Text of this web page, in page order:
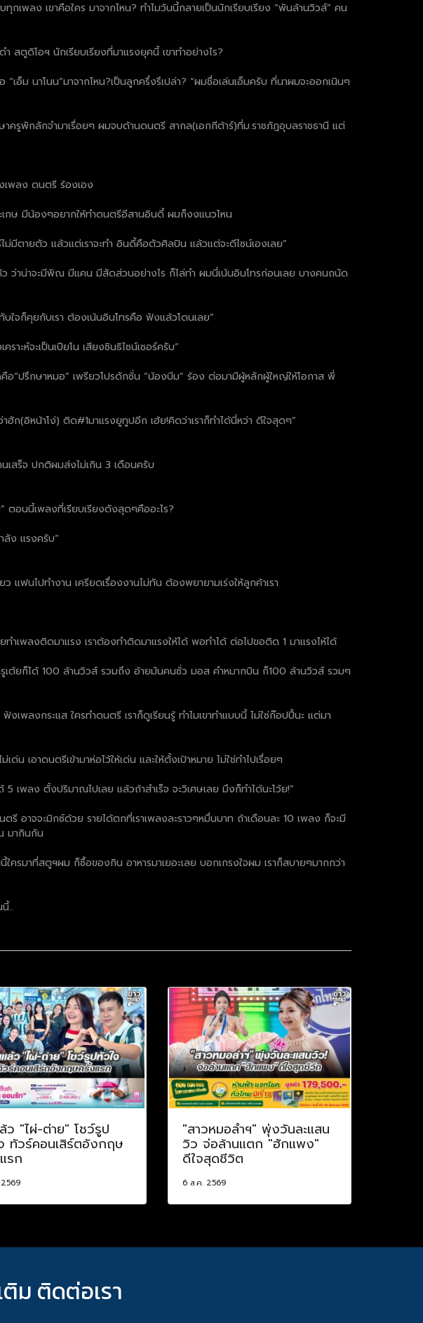
เพลง เขาคือใคร มาจากไหน? ทำไมวันนี้กลายเป็นนักเรียบเรียง “พันล้านวิวส์” คน
สตูดิโอฯ นักเรียบเรียงที่มาแรงยุคนี้ เขาทำอย่างไร?
อ็ม นาโนน”มาจากไหน?เป็นลูกครึ่งรึเปล่า? “ผมชื่อเล่นเอ็มครับ ที่นาผมจะออกเนินๆ
ครูพักลักจำมาเรื่อยๆ ผมจบด้านดนตรี สากล(เอกกีต้าร์)ที่ม.ราชภัฎอุบลราชธานี แต่
เพลง ดนตรี ร้องเอง
เกษ มีน้องๆอยากให้ทำดนตรีอีสานอินดี้ ผมก็งงแนวไหน
ตายตัว แล้วแต่เราจะทำ อินดี้คือตัวศิลปิน แล้วแต่จะดีไซน์เองเลย”
ว่าน่าจะมีพิณ มีแคน มีสัดส่วนอย่างไร ก็ไล่ทำ ผมนี่เน้นอินโทรก่อนเลย บางคนถนัด
บใจก็คุยกับเรา ต้องเน้นอินโทรคือ ฟังแล้วโดนเลย”
ห์จะเป็นเปียโน เสียงซินธิไซน์เซอร์ครับ”
อ“ปรึกษาหมอ” เพรียวโปรดักชั่น “น้องบีม” ร้อง ต่อมามีผู้หลักผู้ใหญ่ให้โอกาส พี่
(อิหน้าโง่) ติด#1มาแรงยูทูปอีก เฮ้ย!คิดว่าเราก็ทำได้นี่หว่า ดีใจสุดๆ”
เสร็จ ปกติผมส่งไม่เกิน 3 เดือนครับ
อนนี้เพลงที่เรียบเรียงดังสุดๆคืออะไร?
ง แรงครับ”
แฟนไปทำงาน เครียดเรื่องงานไม่ทัน ต้องพยายามเร่งให้ลูกค้าเรา
ทำเพลงติดมาแรง เราต้องทำติดมาแรงให้ได้ พอทำได้ ต่อไปขอติด 1 มาแรงไห้ได้
เต้ยก็ได้ 100 ล้านวิวส์ รวมถึง อ้ายมันคนซั่ว มอส คำหมากบิน ก็100 ล้านวิวส์ รวมๆ
พลงกระแส ใครทำดนตรี เราก็ดูเรียนรู้ ทำไมเขาทำแบบนี้ ไม่ใช่ก๊อปปี้นะ แต่มา
เอาดนตรีเข้ามาห่อไว้ให้เด่น และให้ตั้งเป้าหมาย ไม่ใช่ทำไปเรื่อยๆ
เพลง ตั้งปริมาณไปเลย แล้วถ้าสำเร็จ จะวิเศษเลย มึงก็ทำได้นะโว้ย!”
อาจจะมิกซ์ด้วย รายได้ตกที่เราเพลงละราวๆหมื่นบาท ถ้าเดือนละ 10 เพลง ก็จะมี
มากินกัน
มาที่สตูฯผม ก็ซื้อของกิน อาหารมาเยอะเลย บอกเกรงใจผม เราก็สบายๆมากกว่า
..
ว "ไผ่-ต่าย" โชว์รูป
ทัวร์คอนเสิร์ตอังกฤษ
รก
"สาวหมอลำฯ" พุ่งวันละแสน
วิว จ่อล้านแตก "ฮักแพง"
ดีใจสุดชีวิต
6 ส.ค. 2569
ม ติดต่อเรา